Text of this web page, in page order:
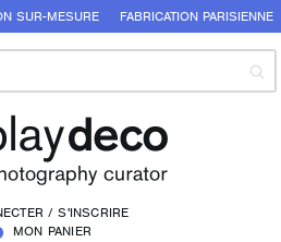
SUR-MESURE FABRICATION PARISIENNE
/ S'INSCRIRE
MON PANIER